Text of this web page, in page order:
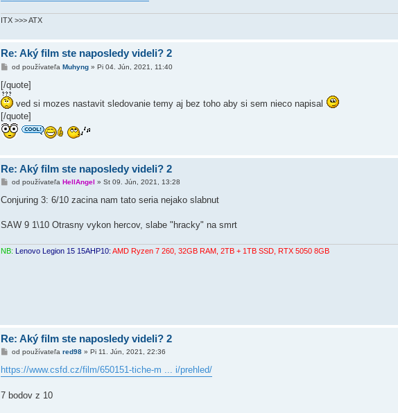
ITX >>> ATX
Re: Aký film ste naposledy videli? 2
P
í
s
p
e
v
o
k
od používateľa Muhyng» Pi 04. Jún, 2021, 11:40
[/quote]
ved si mozes nastavit sledovanie temy aj bez toho aby si sem nieco napisal
[/quote]
Re: Aký film ste naposledy videli? 2
P
í
e
k
od používateľa HellAngel » St 09. Jún, 2021, 13:28
Conjuring 3: 6/10 zacina nam tato seria nejako slabnut
SAW 9 1\10 Otrasny vykon hercov, slabe "hracky" na smrt
NB: Lenovo Legion 15 15AHP10: AMD Ryzen 7 260, 32GB RAM, 2TB + 1TB SSD, RTX 5050 8GB
Re: Aký film ste naposledy videli? 2
P
í
s
e
od používateľa red98» Pi 11. Jún, 2021, 22:36
https://www.csfd.cz/film/650151-tiche-m ... i/prehled/
7 bodov z 10